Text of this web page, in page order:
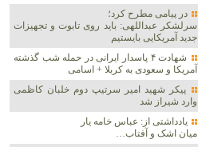
در پیامی مطرح کرد؛
سرلشکر عبداللهی: باید روی تابوت و تجهیزات
جدید آمریکایی بایستیم
شهادت ۴ پاسدار ایرانی در حمله شب گذشته
آمریکا و سعودی به کربلا + اسامی
پیکر شهید امیر سرتیپ دوم خلبان کاظمی
وارد شیراز شد
یادداشتی از: عباس خامه یار
میان اشک و آفتاب…